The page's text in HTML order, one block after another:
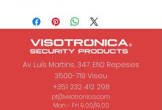
Av. Luís Martins, 347, EN2 Repeses
3500-719 Viseu
+351 232 412 298
pt@visotronica.com
Mon - Fri 9.00/19.00